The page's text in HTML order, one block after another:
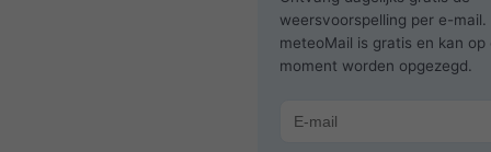
weersvoorspelling per e-mail.
meteoMail is gratis en kan op
moment worden opgezegd.